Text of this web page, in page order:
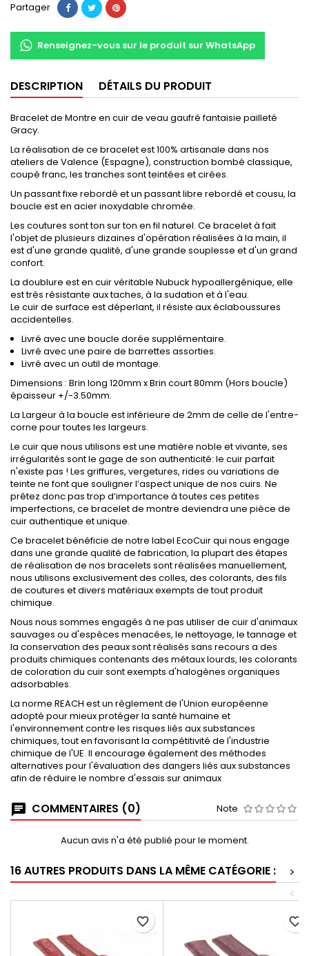
Partager
Renseignez-vous sur le produit sur WhatsApp
DESCRIPTION DÉTAILS DU PRODUIT
Bracelet de Montre en cuir de veau gaufré fantaisie pailleté
Gracy.
La réalisation de ce bracelet est 100% artisanale dans nos
ateliers de Valence (Espagne), construction bombé classique,
coupé franc, les tranches sont teintées et cirées.
Un passant fixe rebordé et un passant libre rebordé et cousu, la
boucle est en acier inoxydable chromée.
Les coutures sont ton sur ton en fil naturel. Ce bracelet à fait
l'objet de plusieurs dizaines d'opération réalisées à la main, il
est d'une grande qualité, d'une grande souplesse et d'un grand
confort.
La doublure est en cuir véritable Nubuck hypoallergénique, elle
est très résistante aux taches, à la sudation et à l'eau.
Le cuir de surface est déperlant, il résiste aux éclaboussures
accidentelles.
Livré avec une boucle dorée supplémentaire.
Livré avec une paire de barrettes assorties.
Livré avec un outil de montage.
Dimensions : Brin long 120mm x Brin court 80mm (Hors boucle)
épaisseur +/-3.50mm.
La Largeur à la boucle est inférieure de 2mm de celle de l'entre-
corne pour toutes les largeurs.
Le cuir que nous utilisons est une matière noble et vivante, ses
irrégularités sont le gage de son authenticité: le cuir parfait
n'existe pas ! Les griffures, vergetures, rides ou variations de
teinte ne font que souligner l’aspect unique de nos cuirs. Ne
prêtez donc pas trop d’importance à toutes ces petites
imperfections, ce bracelet de montre deviendra une pièce de
cuir authentique et unique.
Ce bracelet bénéficie de notre label EcoCuir qui nous engage
dans une grande qualité de fabrication, la plupart des étapes
de réalisation de nos bracelets sont réalisées manuellement,
nous utilisons exclusivement des colles, des colorants, des fils
de coutures et divers matériaux exempts de tout produit
chimique.
Nous nous sommes engagés à ne pas utiliser de cuir d'animaux
sauvages ou d'espèces menacées, le nettoyage, le tannage et
la conservation des peaux sont réalisés sans recours a des
produits chimiques contenants des métaux lourds, les colorants
de coloration du cuir sont exempts d'halogènes organiques
adsorbables.
La norme REACH est un règlement de l'Union européenne
adopté pour mieux protéger la santé humaine et
l'environnement contre les risques liés aux substances
chimiques, tout en favorisant la compétitivité de l'industrie
chimique de l'UE. Il encourage également des méthodes
alternatives pour l'évaluation des dangers liés aux substances
afin de réduire le nombre d'essais sur animaux
COMMENTAIRES (0) Note
Aucun avis n'a été publié pour le moment.
16 AUTRES PRODUITS DANS LA MÊME CATÉGORIE :
>
<
favorite_border favorite_border